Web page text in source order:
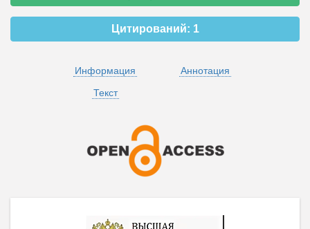
Цитирований: 1
Информация
Аннотация
Текст